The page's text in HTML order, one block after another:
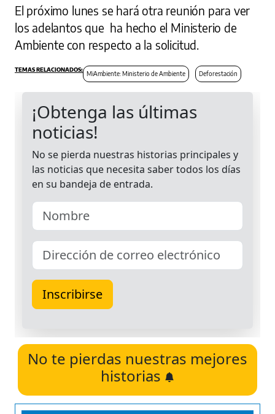
El próximo lunes se hará otra reunión para ver
los adelantos que ha hecho el Ministerio de
Ambiente con respecto a la solicitud.
MiAmbiente: Ministerio de Ambiente Deforestación
No te pierdas nuestras mejores
historias